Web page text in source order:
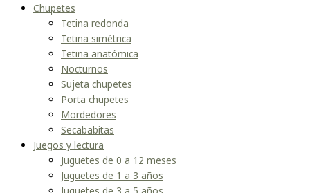
Chupetes
Tetina redonda
Tetina simétrica
Tetina anatómica
Nocturnos
Sujeta chupetes
Porta chupetes
Mordedores
Secababitas
Juegos y lectura
Juguetes de 0 a 12 meses
Juguetes de 1 a 3 años
Juguetes de 3 a 5 años